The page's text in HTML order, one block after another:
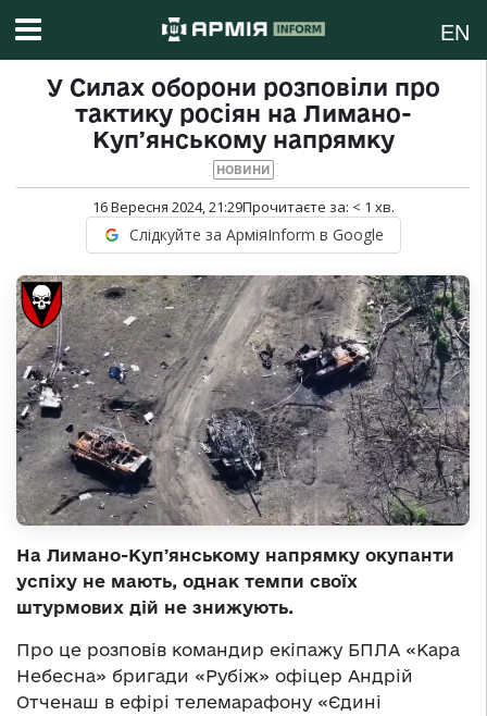
EN
У Силах оборони розповіли про
тактику росіян на Лимано-
Купʼянському напрямку
НОВИНИ
16 Вересня 2024, 21:29Прочитаєте за: < 1 хв.
Слідкуйте за АрміяInform в Google
На Лимано-Купʼянському напрямку окупанти
успіху не мають, однак темпи своїх
штурмових дій не знижують.
Про це розповів командир екіпажу БПЛА «Кара
Небесна» бригади «Рубіж» офіцер Андрій
Отченаш в ефірі телемарафону «Єдині